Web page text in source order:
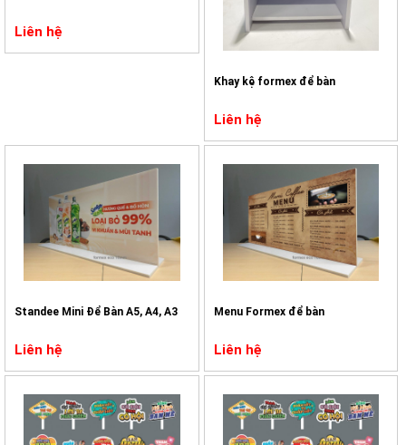
Liên hệ
Khay kệ formex để bàn
Liên hệ
Standee Mini Để Bàn A5, A4, A3
Liên hệ
Menu Formex để bàn
Liên hệ